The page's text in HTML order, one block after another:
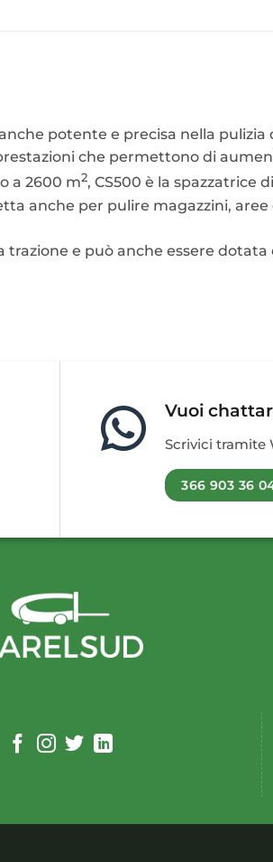
potente e precisa nella pulizia
che permettono di
a 2600 m2, CS500 è la spazzatrice di
anche per pulire magazzini,
trazione e può anche essere
Vuoi
Scrivici tramite
366 903 36